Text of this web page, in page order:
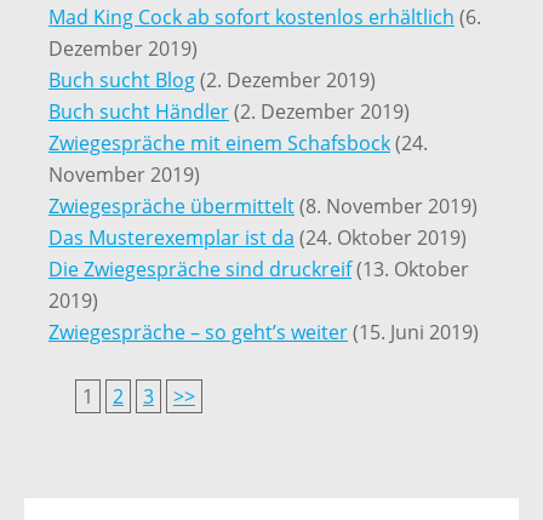
Mad King Cock ab sofort kostenlos erhältlich (6.
Dezember 2019)
Buch sucht Blog(2. Dezember 2019)
Buch sucht Händler(2. Dezember 2019)
Zwiegespräche mit einem Schafsbock(24.
November 2019)
Zwiegespräche übermittelt(8. November 2019)
Das Musterexemplar ist da (24. Oktober 2019)
Die Zwiegespräche sind druckreif(13. Oktober
2019)
Zwiegespräche – so geht’s weiter(15. Juni 2019)
1 2 3 >>